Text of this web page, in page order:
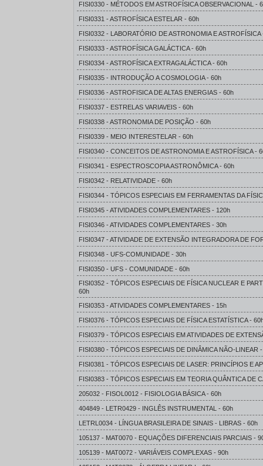
FISI0330 - MÉTODOS EM ASTROFÍSICA OBSERVACIONAL -
FISI0331 - ASTROFÍSICA ESTELAR - 60h
FISI0332 - LABORATÓRIO DE ASTRONOMIA E ASTROFÍSICA
FISI0333 - ASTROFÍSICA GALÁCTICA - 60h
FISI0334 - ASTROFÍSICA EXTRAGALÁCTICA - 60h
FISI0335 - INTRODUÇÃO A COSMOLOGIA - 60h
FISI0336 - ASTROFISICA DE ALTAS ENERGIAS - 60h
FISI0337 - ESTRELAS VARIAVEIS - 60h
FISI0338 - ASTRONOMIA DE POSIÇÃO - 60h
FISI0339 - MEIO INTERESTELAR - 60h
FISI0340 - CONCEITOS DE ASTRONOMIA E ASTROFÍSICA -
FISI0341 - ESPECTROSCOPIA ASTRONÔMICA - 60h
FISI0342 - RELATIVIDADE - 60h
FISI0344 - TÓPICOS ESPECIAIS EM FERRAMENTAS DA
FISI0345 - ATIVIDADES COMPLEMENTARES - 120h
FISI0346 - ATIVIDADES COMPLEMENTARES - 30h
FISI0347 - ATIVIDADE DE EXTENSÃO INTEGRADORA DE
FISI0348 - UFS-COMUNIDADE - 30h
FISI0350 - UFS - COMUNIDADE - 60h
FISI0352 - TÓPICOS ESPECIAIS DE FÍSICA NUCLEAR E
60h
FISI0353 - ATIVIDADES COMPLEMENTARES - 15h
FISI0376 - TÓPICOS ESPECIAIS DE FÍSICA ESTATÍSTICA -
FISI0379 - TÓPICOS ESPECIAIS EM ATIVIDADES DE
FISI0380 - TÓPICOS ESPECIAIS DE DINÂMICA NÃO-LINEAR
FISI0381 - TÓPICOS ESPECIAIS DE LASER: PRINCÍPIOS E
FISI0383 - TÓPICOS ESPECIAIS EM TEORIA QUÂNTICA DE
205032 - FISOL0012 - FISIOLOGIA BÁSICA - 60h
404849 - LETR0429 - INGLÊS INSTRUMENTAL - 60h
LETRL0034 - LÍNGUA BRASILEIRA DE SINAIS - LIBRAS - 60h
105137 - MAT0070 - EQUAÇÕES DIFERENCIAIS PARCIAIS -
105139 - MAT0072 - VARIÁVEIS COMPLEXAS - 90h